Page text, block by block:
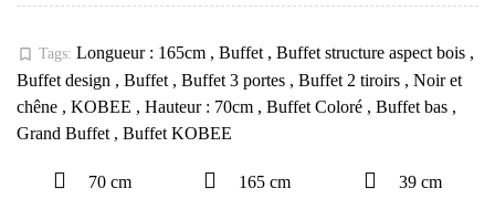
bookmark_border Tags: Longueur : 165cm , Buffet , Buffet structure aspect bois ,
Buffet design , Buffet , Buffet 3 portes , Buffet 2 tiroirs , Noir et
chêne , KOBEE , Hauteur : 70cm , Buffet Coloré , Buffet bas ,
Grand Buffet , Buffet KOBEE
70 cm 165 cm 39 cm